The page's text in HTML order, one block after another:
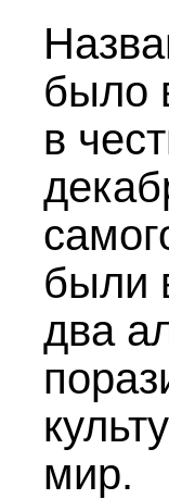
было
в
были
два
мир.